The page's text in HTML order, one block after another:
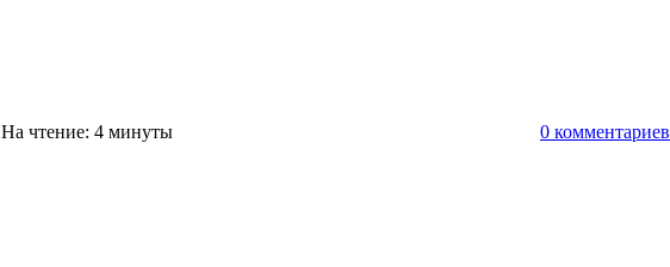
На чтение: 4 минуты 0 комментариев